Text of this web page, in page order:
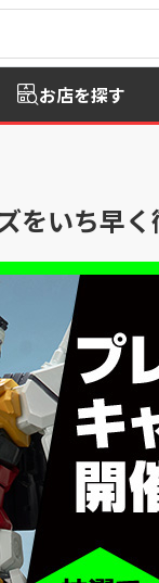
お店を探す
をいち早